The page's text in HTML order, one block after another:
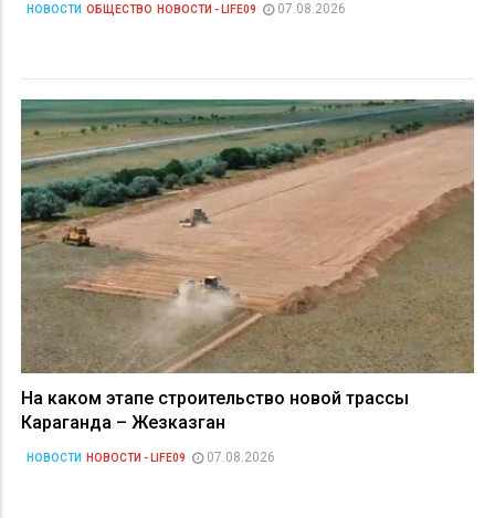
НОВОСТИ ОБЩЕСТВО НОВОСТИ - LIFE09 07.08.2026
На каком этапе строительство новой трассы
Караганда – Жезказган
НОВОСТИ НОВОСТИ - LIFE09 07.08.2026